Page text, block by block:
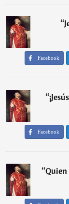
“
Facebook
“
Facebook
“